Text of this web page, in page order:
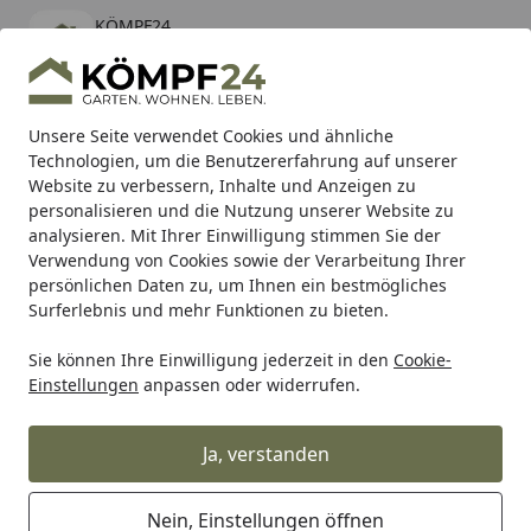
Unsere Seite verwendet Cookies und ähnliche
Technologien, um die Benutzererfahrung auf unserer
Website zu verbessern, Inhalte und Anzeigen zu
personalisieren und die Nutzung unserer Website zu
analysieren. Mit Ihrer Einwilligung stimmen Sie der
Verwendung von Cookies sowie der Verarbeitung Ihrer
persönlichen Daten zu, um Ihnen ein bestmögliches
Surferlebnis und mehr Funktionen zu bieten.
Sie können Ihre Einwilligung jederzeit in den Cookie-
Einstellungen anpassen oder widerrufen.
Ja, verstanden
Nein, Einstellungen öffnen
KÖMPF24
kostenlos - Im App Store
Hotline
Alle Produkte
Mein Konto
Suchen
Karibu Pools inkl. gratis Sandfilteranlage & Pool-
Starterset (Gesamtwert bis 468,99€)
Startseite
Grill Weber AROMASCHIENEN (3 STÜCK) GENESIS 1-5500
Weber AROMASCHIENEN (3 STÜCK)
GENESIS 1-5500 (9813)